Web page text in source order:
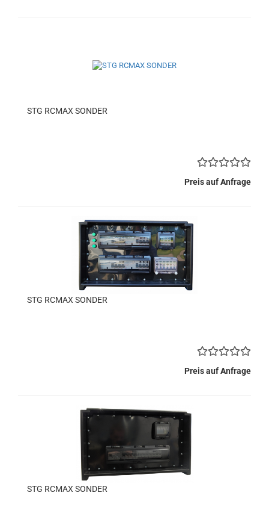
STG RCMAX SONDER
Preis auf Anfrage
STG RCMAX SONDER
Preis auf Anfrage
STG RCMAX SONDER